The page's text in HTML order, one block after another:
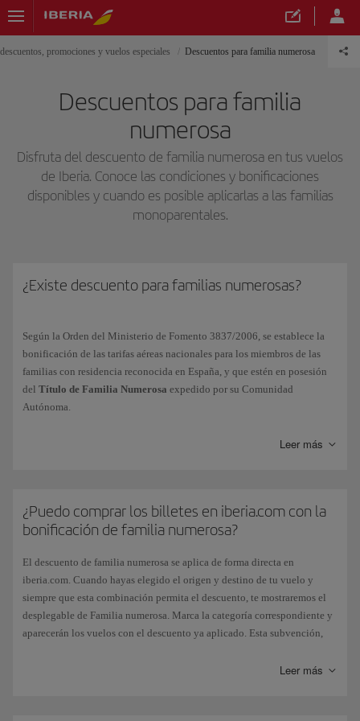
promociones y vuelos especiales Descuentos para familia numerosa
Descuentos para familia
numerosa
Disfruta del descuento de familia numerosa en tus vuelos
de Iberia. Conoce las condiciones y bonificaciones
disponibles y cuando es posible aplicarlas a las familias
monoparentales.
¿Existe descuento para familias numerosas?
Según la Orden del Ministerio de Fomento 3837/2006, se establece la
bonificación de las tarifas aéreas nacionales para los miembros de las
familias con residencia reconocida en España, y que estén en posesión
del Título de Familia Numerosa expedido por su Comunidad
Autónoma.
Familia numerosa General 5 % de
Familia numerosa Especial
La bonificación será aplicable,previa peticióndel beneficiario, en los
. Afectará a todas las tarifas
Leer más
¿Puedo comprar los billetes en iberia.com con la
bonificación de familia numerosa?
El descuento de familia numerosa se aplica de forma directa en
iberia.com. Cuando hayas elegido el origen y destino de tu vuelo y
siempre que esta combinación permita el descuento, te mostraremos el
desplegable de Familia numerosa. Marca la categoría correspondiente y
aparecerán los vuelos con el descuento ya aplicado. Esta subvención,
Leer más